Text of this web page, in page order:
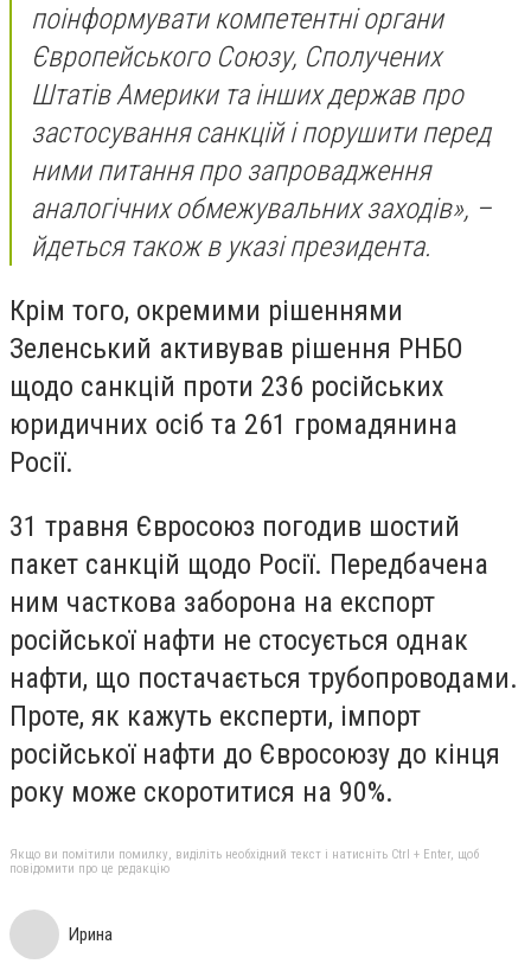
поінформувати компетентні органи
Європейського Союзу, Сполучених
Штатів Америки та інших держав про
застосування санкцій і порушити перед
ними питання про запровадження
аналогічних обмежувальних заходів», –
йдеться також в указі президента.
Крім того, окремими рішеннями
Зеленський активував рішення РНБО
щодо санкцій проти 236 російських
юридичних осіб та 261 громадянина
Росії.
31 травня Євросоюз погодив шостий
пакет санкцій щодо Росії. Передбачена
ним часткова заборона на експорт
російської нафти не стосується однак
нафти, що постачається трубопроводами.
Проте, як кажуть експерти, імпорт
російської нафти до Євросоюзу до кінця
року може скоротитися на 90%.
Якщо ви помітили помилку, виділіть необхідний текст і натисніть Ctrl + Enter, щоб
повідомити про це редакцію
Ирина